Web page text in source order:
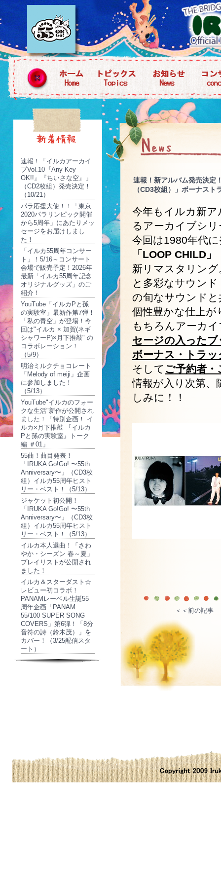
速報！「イルカアーカイ
ブVol.10『Any Key
OK!!』『ちいさな空』」
（CD2枚組）発売決定！
（10/21）
パラ応援大使！！「東京
2020パラリンピック開催
から5周年」にあたりメッ
セージをお届けしまし
た！
「イルカ55周年コンサー
ト」！5/16～コンサート
会場で販売予定！2026年
最新「イルカ55周年記念
オリジナルグッズ」のご
紹介！
YouTube「イルカPと孫
の実験室」最新作第7弾！
「私の青空」が登場！今
回は"イルカ × 加賀(ネギ
シャワーP)×月下推敲" の
コラボレーション！
（5/9）
明治ミルクチョコレート
「Melody of meiji」企画
に参加しました！
（5/13）
YouTube"イルカのフォー
クな生活"新作が公開され
ました！「特別企画！ イ
ルカ×月下推敲 『イルカ
Pと孫の実験室』トーク
編 ＃01」
55曲！曲目発表！
「IRUKA Go!Go! 〜55th
Anniversary〜」（CD3枚
組）イルカ55周年ヒスト
リー・ベスト！（5/13）
ジャケット初公開！
「IRUKA Go!Go! 〜55th
Anniversary〜」（CD3枚
組）イルカ55周年ヒスト
リー・ベスト！（5/13）
イルカ本人選曲！「さわ
やか・シーズン 春～夏」
プレイリストが公開され
ました！
イルカ＆スターダスト☆
レビュー初コラボ！
PANAMレーベル生誕55
周年企画「PANAM
55/100 SUPER SONG
COVERS」第6弾！「8分
音符の詩（鈴木茂）」を
カバー！（3/25配信スタ
ート）
速報！新アルバム発売決定
（CD3枚組）」ボーナスト
今年もイルカ新
るアーカイブシ
今回は1980年代
「LOOP CHILD
新リマスタリング
と多彩なサウン
の旬なサウンド
個性豊かな仕上
もちろんアーカ
セージの入った
ボーナス・トラ
そして ご予約者・
情報が入り次第
しみに！！
＜＜前の記事